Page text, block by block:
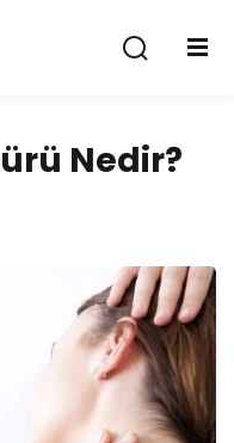
Nedir?
Kayıt Ol
Şifremi unuttum